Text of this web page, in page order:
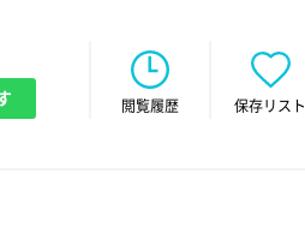
閲覧履歴 保存リスト